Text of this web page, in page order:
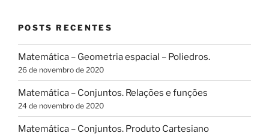
POSTS RECENTES
Matemática – Geometria espacial – Poliedros.
26 de novembro de 2020
Matemática – Conjuntos. Relações e funções
24 de novembro de 2020
Matemática – Conjuntos. Produto Cartesiano